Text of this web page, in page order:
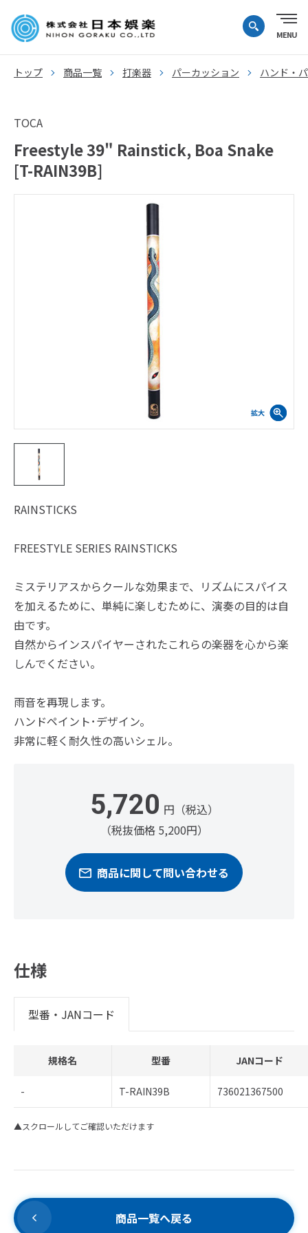
トップ 商品一覧 打楽器 パーカッション ハンド・
TOCA
Freestyle 39" Rainstick, Boa Snake
[T-RAIN39B]
RAINSTICKS
FREESTYLE SERIES RAINSTICKS
ミステリアスからクールな効果まで、リズムにスパイス
を加えるために、単純に楽しむために、演奏の目的は自
由です。
自然からインスパイヤーされたこれらの楽器を心から楽
しんでください。
雨音を再現します。
ハンドペイント･デザイン。
非常に軽く耐久性の高いシェル。
5,720 円（税込）
（税抜価格 5,200円）
商品に関して問い合わせる
仕様
型番・JANコード
規格名 型番 JANコード
- T-RAIN39B 736021367500
▲スクロールしてご確認いただけます
商品一覧へ戻る